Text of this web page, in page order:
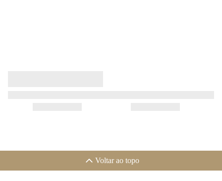
Voltar ao topo